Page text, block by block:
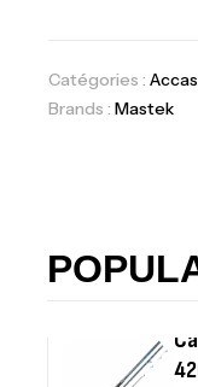
Catégories :
Brands : Mastek
–